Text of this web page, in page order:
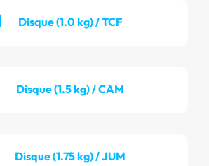
Disque (1.0 kg) / TCF
Disque (1.5 kg) / CAM
Disque (1.75 kg) / JUM